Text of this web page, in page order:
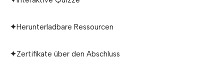
✦Herunterladbare Ressourcen
✦Zertifikate über den Abschluss